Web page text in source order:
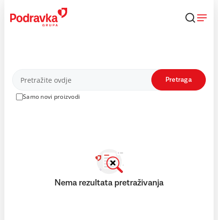
content
Proizvodi
Samo novi proizvodi
Pretraga
Nema rezultata pretraživanja